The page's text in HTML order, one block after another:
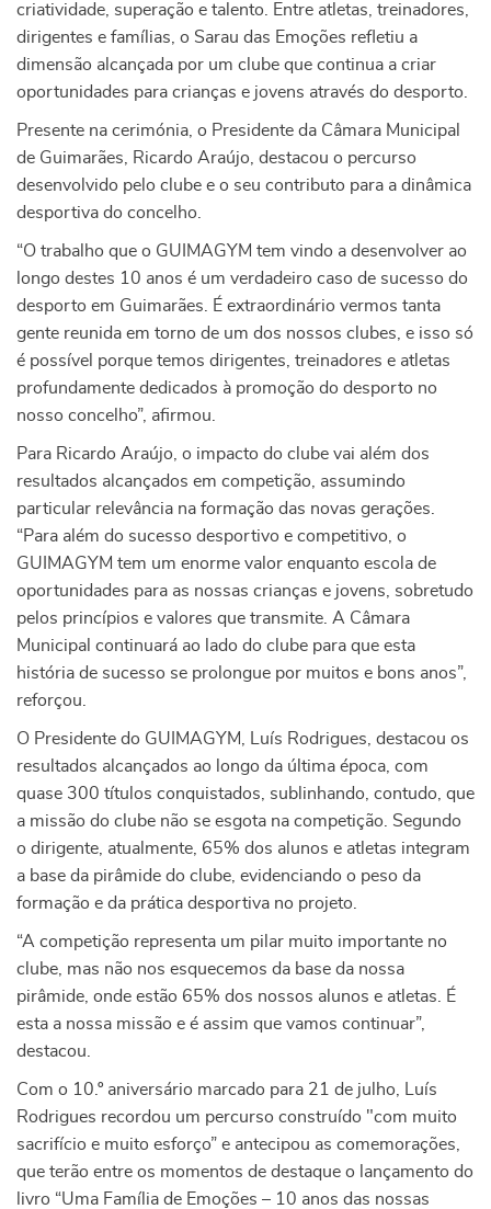
criatividade, superação e talento. Entre atletas, treinadores,
dirigentes e famílias, o Sarau das Emoções refletiu a
dimensão alcançada por um clube que continua a criar
oportunidades para crianças e jovens através do desporto.
Presente na cerimónia, o Presidente da Câmara Municipal
de Guimarães, Ricardo Araújo, destacou o percurso
desenvolvido pelo clube e o seu contributo para a dinâmica
desportiva do concelho.
“O trabalho que o GUIMAGYM tem vindo a desenvolver ao
longo destes 10 anos é um verdadeiro caso de sucesso do
desporto em Guimarães. É extraordinário vermos tanta
gente reunida em torno de um dos nossos clubes, e isso só
é possível porque temos dirigentes, treinadores e atletas
profundamente dedicados à promoção do desporto no
nosso concelho”, afirmou.
Para Ricardo Araújo, o impacto do clube vai além dos
resultados alcançados em competição, assumindo
particular relevância na formação das novas gerações.
“Para além do sucesso desportivo e competitivo, o
GUIMAGYM tem um enorme valor enquanto escola de
oportunidades para as nossas crianças e jovens, sobretudo
pelos princípios e valores que transmite. A Câmara
Municipal continuará ao lado do clube para que esta
história de sucesso se prolongue por muitos e bons anos”,
reforçou.
O Presidente do GUIMAGYM, Luís Rodrigues, destacou os
resultados alcançados ao longo da última época, com
quase 300 títulos conquistados, sublinhando, contudo, que
a missão do clube não se esgota na competição. Segundo
o dirigente, atualmente, 65% dos alunos e atletas integram
a base da pirâmide do clube, evidenciando o peso da
formação e da prática desportiva no projeto.
“A competição representa um pilar muito importante no
clube, mas não nos esquecemos da base da nossa
pirâmide, onde estão 65% dos nossos alunos e atletas. É
esta a nossa missão e é assim que vamos continuar”,
destacou.
Com o 10.º aniversário marcado para 21 de julho, Luís
Rodrigues recordou um percurso construído "com muito
sacrifício e muito esforço” e antecipou as comemorações,
que terão entre os momentos de destaque o lançamento do
livro “Uma Família de Emoções – 10 anos das nossas